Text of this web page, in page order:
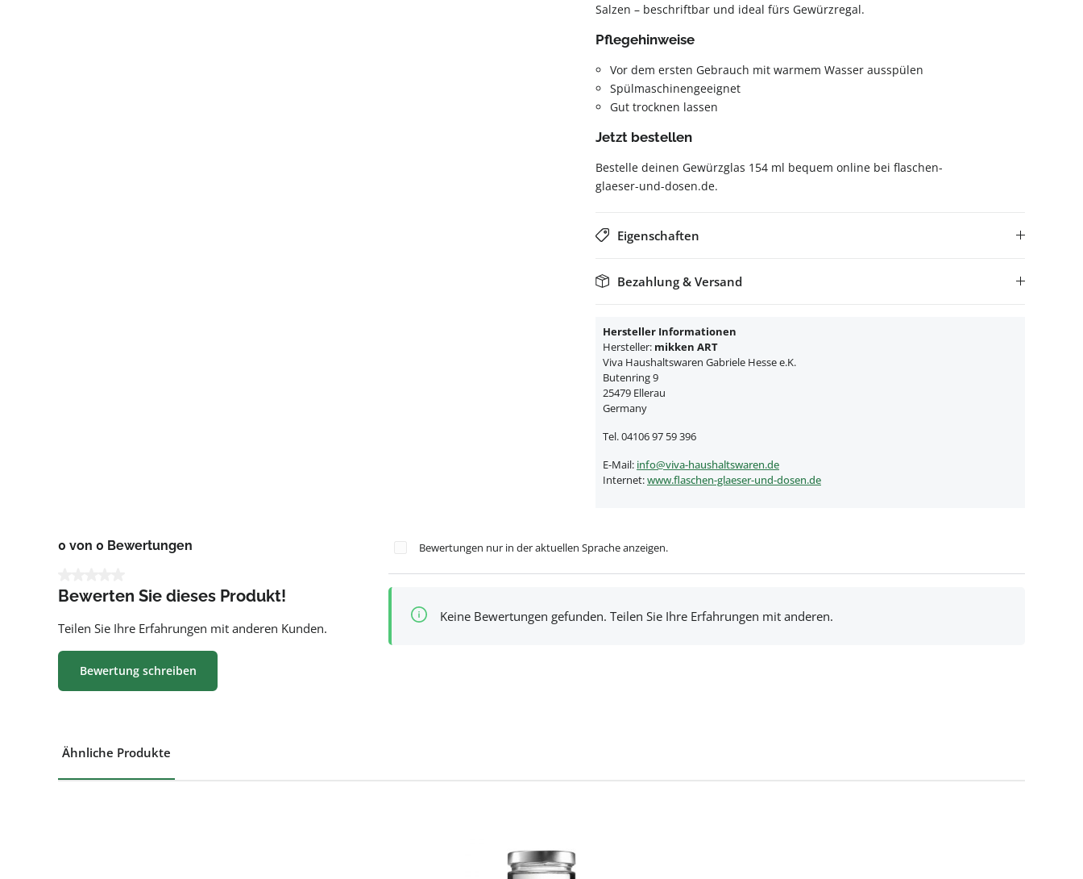
Salzen – beschriftbar und ideal fürs Gewürzregal.
Pflegehinweise
Vor dem ersten Gebrauch mit warmem Wasser ausspülen
Spülmaschinengeeignet
Gut trocknen lassen
Jetzt bestellen
Bestelle deinen Gewürzglas 154 ml bequem online bei flaschen-
glaeser-und-dosen.de.
Eigenschaften
Bezahlung & Versand
Hersteller Informationen
Hersteller: mikken ART
Viva Haushaltswaren Gabriele Hesse e.K.
Butenring 9
25479 Ellerau
Germany
Tel. 04106 97 59 396
E-Mail: info@viva-haushaltswaren.de
Internet:www.flaschen-glaeser-und-dosen.de
0 von 0 Bewertungen
Bewerten Sie dieses Produkt!
Teilen Sie Ihre Erfahrungen mit anderen Kunden.
Bewertung schreiben
Bewertungen nur in der aktuellen Sprache anzeigen.
Keine Bewertungen gefunden. Teilen Sie Ihre Erfahrungen mit anderen.
Ähnliche Produkte